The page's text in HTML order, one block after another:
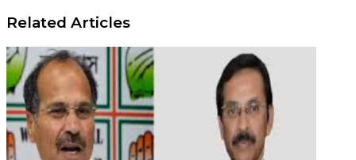
Related Articles